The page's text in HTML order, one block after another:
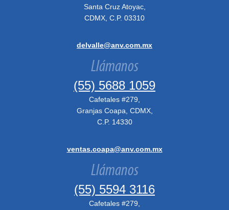
Santa Cruz Atoyac,
CDMX, C.P. 03310
delvalle@anv.com.mx
Llámanos
(55) 5688 1059
Cafetales #279,
Granjas Coapa, CDMX,
C.P. 14330
ventas.coapa@anv.com.mx
Llámanos
(55) 5594 3116
Cafetales #279,